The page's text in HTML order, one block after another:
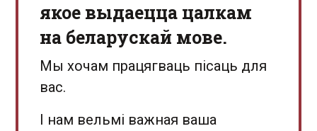
якое выдаецца цалкам
на беларускай мове.
Мы хочам працягваць пісаць для
вас.
І нам вельмі важная ваша